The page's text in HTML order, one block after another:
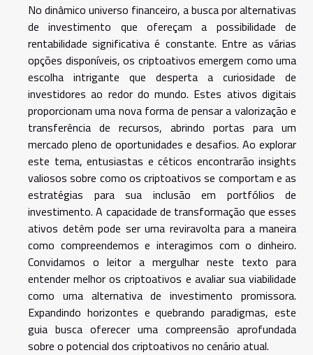
No dinâmico universo financeiro, a busca por alternativas
de investimento que ofereçam a possibilidade de
rentabilidade significativa é constante. Entre as várias
opções disponíveis, os criptoativos emergem como uma
escolha intrigante que desperta a curiosidade de
investidores ao redor do mundo. Estes ativos digitais
proporcionam uma nova forma de pensar a valorização e
transferência de recursos, abrindo portas para um
mercado pleno de oportunidades e desafios. Ao explorar
este tema, entusiastas e céticos encontrarão insights
valiosos sobre como os criptoativos se comportam e as
estratégias para sua inclusão em portfólios de
investimento. A capacidade de transformação que esses
ativos detêm pode ser uma reviravolta para a maneira
como compreendemos e interagimos com o dinheiro.
Convidamos o leitor a mergulhar neste texto para
entender melhor os criptoativos e avaliar sua viabilidade
como uma alternativa de investimento promissora.
Expandindo horizontes e quebrando paradigmas, este
guia busca oferecer uma compreensão aprofundada
sobre o potencial dos criptoativos no cenário atual.